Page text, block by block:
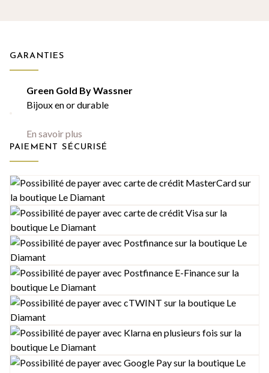
GARANTIES
Green Gold By Wassner
Bijoux en or durable
En savoir plus
PAIEMENT SÉCURISÉ